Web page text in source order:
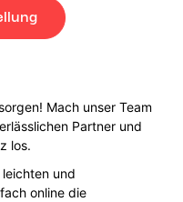
Mach unser Team
Partner und
los.
und
online die